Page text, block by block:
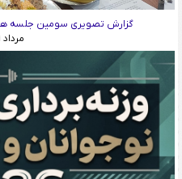
گزارش تصویری سومین جلسه
مرداد ۱۱, ۱۴۰۵